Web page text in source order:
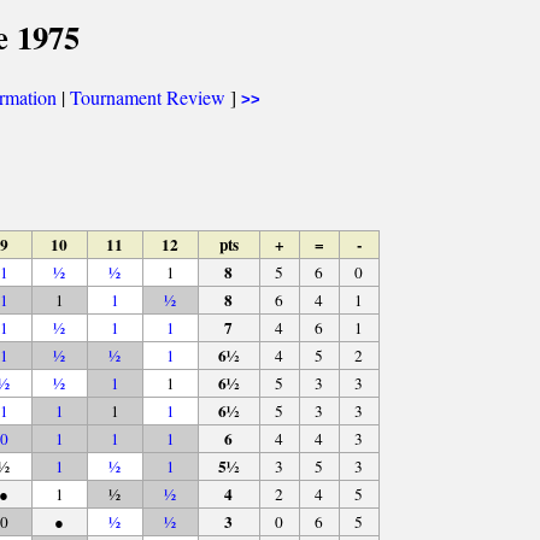
1975
|Tournament Review ] >>
9 10 11 12 pts + = -
1 ½ ½ 1 8 5 6
0
1 1 1 ½ 8 6 4
1
1 ½ 1 1 7 4 6
1
1 ½ ½ 1 6½ 4 5
2
½ 1 1 6½ 5 3
3
1 1 1 1 6½ 5 3
3
0 1 1 1 6 4 4
3
1 ½ 1 5½ 3 5
3
● 1 ½ ½ 4 2 4
5
0 ● ½ ½ 3 0 6
5